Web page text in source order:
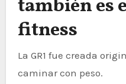
también es
fitness
La GR1 fue creada
caminar con peso.